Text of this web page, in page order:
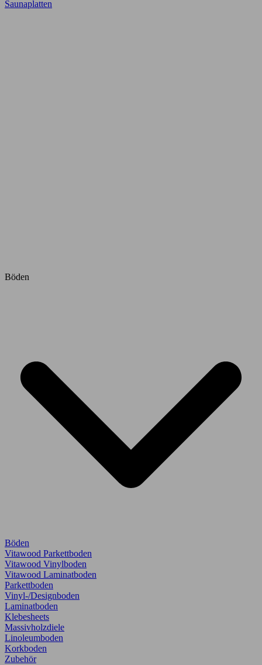
Saunaplatten
Böden
Böden
Vitawood Parkettboden
Vitawood Vinylboden
Vitawood Laminatboden
Parkettboden
Vinyl-/Designboden
Laminatboden
Klebesheets
Massivholzdiele
Linoleumboden
Korkboden
Zubehör